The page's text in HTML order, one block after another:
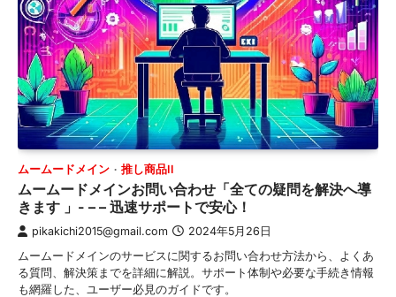
ムームードメイン 推し商品II
ムームードメインお問い合わせ「全ての疑問を解決へ導
きます 」- – – 迅速サポートで安心！
pikakichi2015@gmail.com 2024年5月26日
ムームードメインのサービスに関するお問い合わせ方法から、よくあ
る質問、解決策までを詳細に解説。サポート体制や必要な手続き情報
も網羅した、ユーザー必見のガイドです。